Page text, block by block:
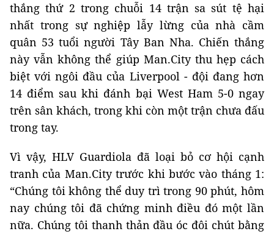
thắng thứ 2 trong chuỗi 14 trận sa sút tệ hại
nhất trong sự nghiệp lẫy lừng của nhà cầm
quân 53 tuổi người Tây Ban Nha. Chiến thắng
này vẫn không thể giúp Man.City thu hẹp cách
biệt với ngôi đầu của Liverpool - đội đang hơn
14 điểm sau khi đánh bại West Ham 5-0 ngay
trên sân khách, trong khi còn một trận chưa đấu
trong tay.
Vì vậy, HLV Guardiola đã loại bỏ cơ hội cạnh
tranh của Man.City trước khi bước vào tháng 1:
“Chúng tôi không thể duy trì trong 90 phút, hôm
nay chúng tôi đã chứng minh điều đó một lần
nữa. Chúng tôi thanh thản đầu óc đôi chút bằng